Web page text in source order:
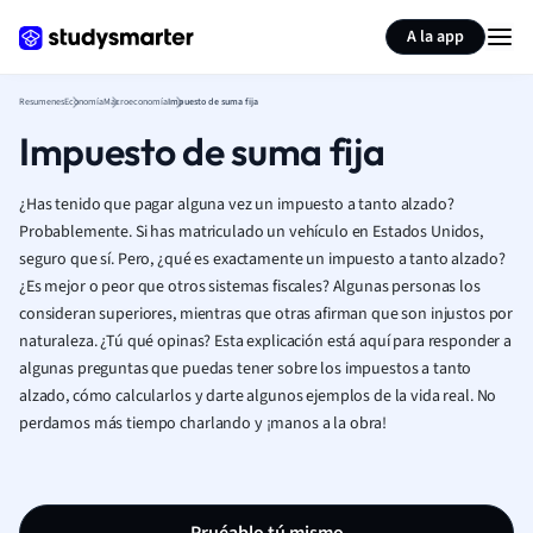
A la app
ResumenesEconomíaMacroeconomíaImpuesto de suma fija
Impuesto de suma fija
¿Has tenido que pagar alguna vez un impuesto a tanto alzado?
Probablemente. Si has matriculado un vehículo en Estados Unidos,
seguro que sí. Pero, ¿qué es exactamente un impuesto a tanto alzado?
¿Es mejor o peor que otros sistemas fiscales? Algunas personas los
consideran superiores, mientras que otras afirman que son injustos por
naturaleza. ¿Tú qué opinas? Esta explicación está aquí para responder a
algunas preguntas que puedas tener sobre los impuestos a tanto
alzado, cómo calcularlos y darte algunos ejemplos de la vida real. No
perdamos más tiempo charlando y ¡manos a la obra!
Resumir página